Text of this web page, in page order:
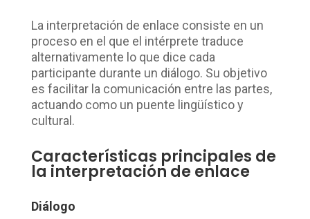
La interpretación de enlace consiste en un
proceso en el que el intérprete traduce
alternativamente lo que dice cada
participante durante un diálogo. Su objetivo
es facilitar la comunicación entre las partes,
actuando como un puente lingüístico y
cultural.
Características principales de
la interpretación de enlace
Diálogo